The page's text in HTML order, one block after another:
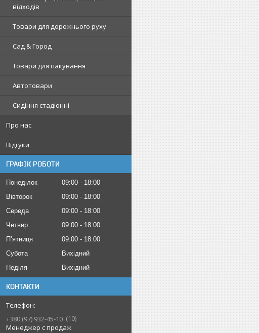
відходів
Товари для дорожнього руху
Сад & Город
Товари для пакування
Автотовари
Сидіння стадіонні
Про нас
Відгуки
ГРАФІК РОБОТИ
Понеділок 09:00
18:00
Вівторок
09:00
18:00
Середа
09:00
18:00
Четвер
09:00
18:00
Пʼятниця
09:00
18:00
Субота
Вихідний
Неділя
Вихідний
КОНТАКТИ
+380 (97) 932-45-10
10
Менеджер с продаж